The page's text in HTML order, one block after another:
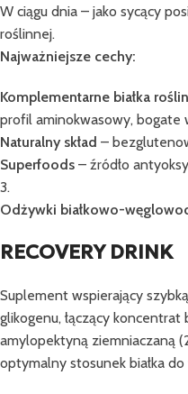
W ciągu dnia – jako sycący
roślinnej.
Najważniejsze cechy:
Komplementarne białka
profil aminokwasowy, bogate
Naturalny skład –
Superfoods – źródło
3.
Odżywki białkowo-
RECOVERY DRINK
Suplement wspierający
glikogenu, łączący
amylopektyną ziemniaczaną
optymalny stosunek białka do